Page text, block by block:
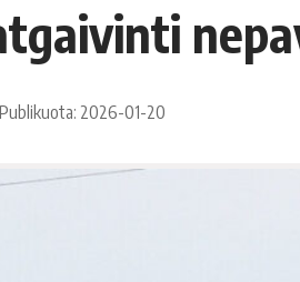
Publikuota: 2026-01-20